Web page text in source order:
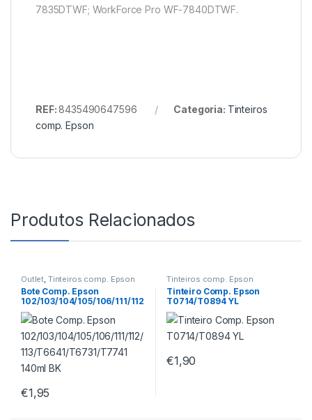
7835DTWF; WorkForce Pro WF-7840DTWF.
REF:8435490647596 Categoria: Tinteiros
comp. Epson
Produtos Relacionados
Outlet Tinteiros comp. Epson
Bote Comp. Epson
102/103/104/105/106/111/112
/113/T6641/T6731/T7741
140ml BK
€1,95
Tinteiros comp. Epson
Tinteiro Comp. Epson
T0714/T0894 YL
€1,90